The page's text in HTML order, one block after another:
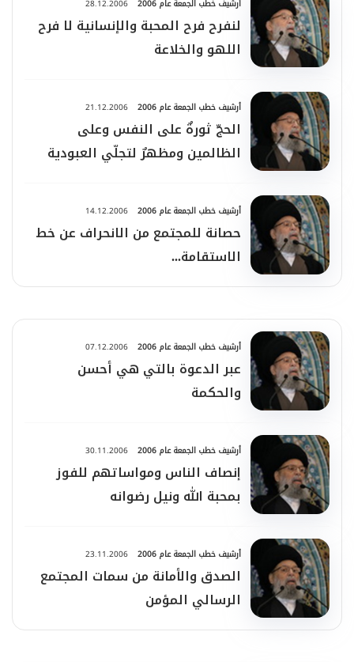
أرشيف خطب الجمعة عام 2006 28.12.2006
لنفرح فرح المحبة والإنسانية لا فرح
اللهو والخلاعة
أرشيف خطب الجمعة عام 2006 21.12.2006
الحجّ ثورةٌ على النفس وعلى
الظالمين ومظهرٌ لتجلّي العبودية
أرشيف خطب الجمعة عام 2006 14.12.2006
حصانة للمجتمع من الانحراف عن خط
الاستقامة...
أرشيف خطب الجمعة عام 2006 07.12.2006
عبر الدعوة بالتي هي أحسن
والحكمة
أرشيف خطب الجمعة عام 2006 30.11.2006
إنصاف الناس ومواساتهم للفوز
بمحبة الله ونيل رضوانه
أرشيف خطب الجمعة عام 2006 23.11.2006
الصدق والأمانة من سمات المجتمع
الرسالي المؤمن